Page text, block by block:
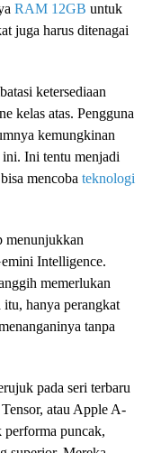
RAM 12GB untuk
juga harus ditenagai
ketersediaan
kelas atas. Pengguna
kemungkinan
Ini tentu menjadi
mencoba teknologi
menunjukkan
Intelligence.
memerlukan
itu, hanya perangkat
tanpa
pada seri terbaru
atau Apple A-
performa puncak,